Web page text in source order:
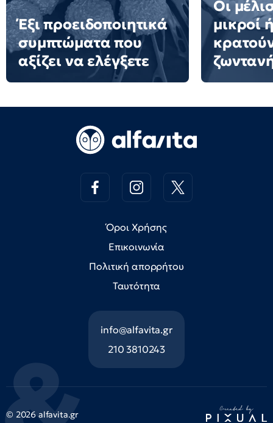
Έξι προειδοποιητικά
συμπτώματα που
αξίζει να ελέγξετε
Οι
μικροί
Όροι Χρήσης
Επικοινωνία
Πολιτική απορρήτου
Ταυτότητα
info@alfavita.gr
210 3810243
© 2026 alfavita.gr